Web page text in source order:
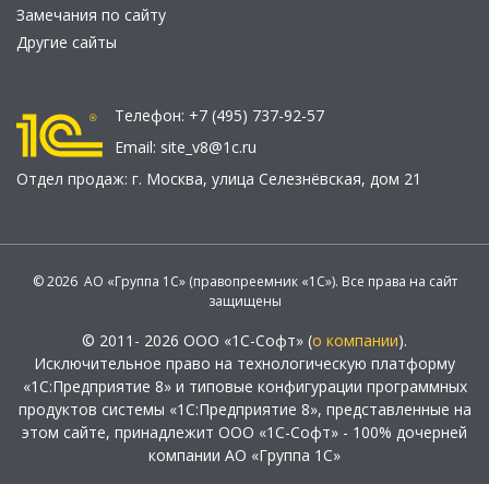
Замечания по сайту
Другие сайты
Телефон: +7 (495) 737-92-57
Email: site_v8@1c.ru
Отдел продаж: г. Москва, улица Селезнёвская, дом 21
© 2026 АО «Группа 1С» (правопреемник «1С»). Все права на сайт
защищены
© 2011- 2026 ООО «1С-Софт» (о компании).
Исключительное право на технологическую платформу
«1С:Предприятие 8» и типовые конфигурации программных
продуктов системы «1С:Предприятие 8», представленные на
этом сайте, принадлежит ООО «1С-Софт» - 100% дочерней
компании АО «Группа 1С»